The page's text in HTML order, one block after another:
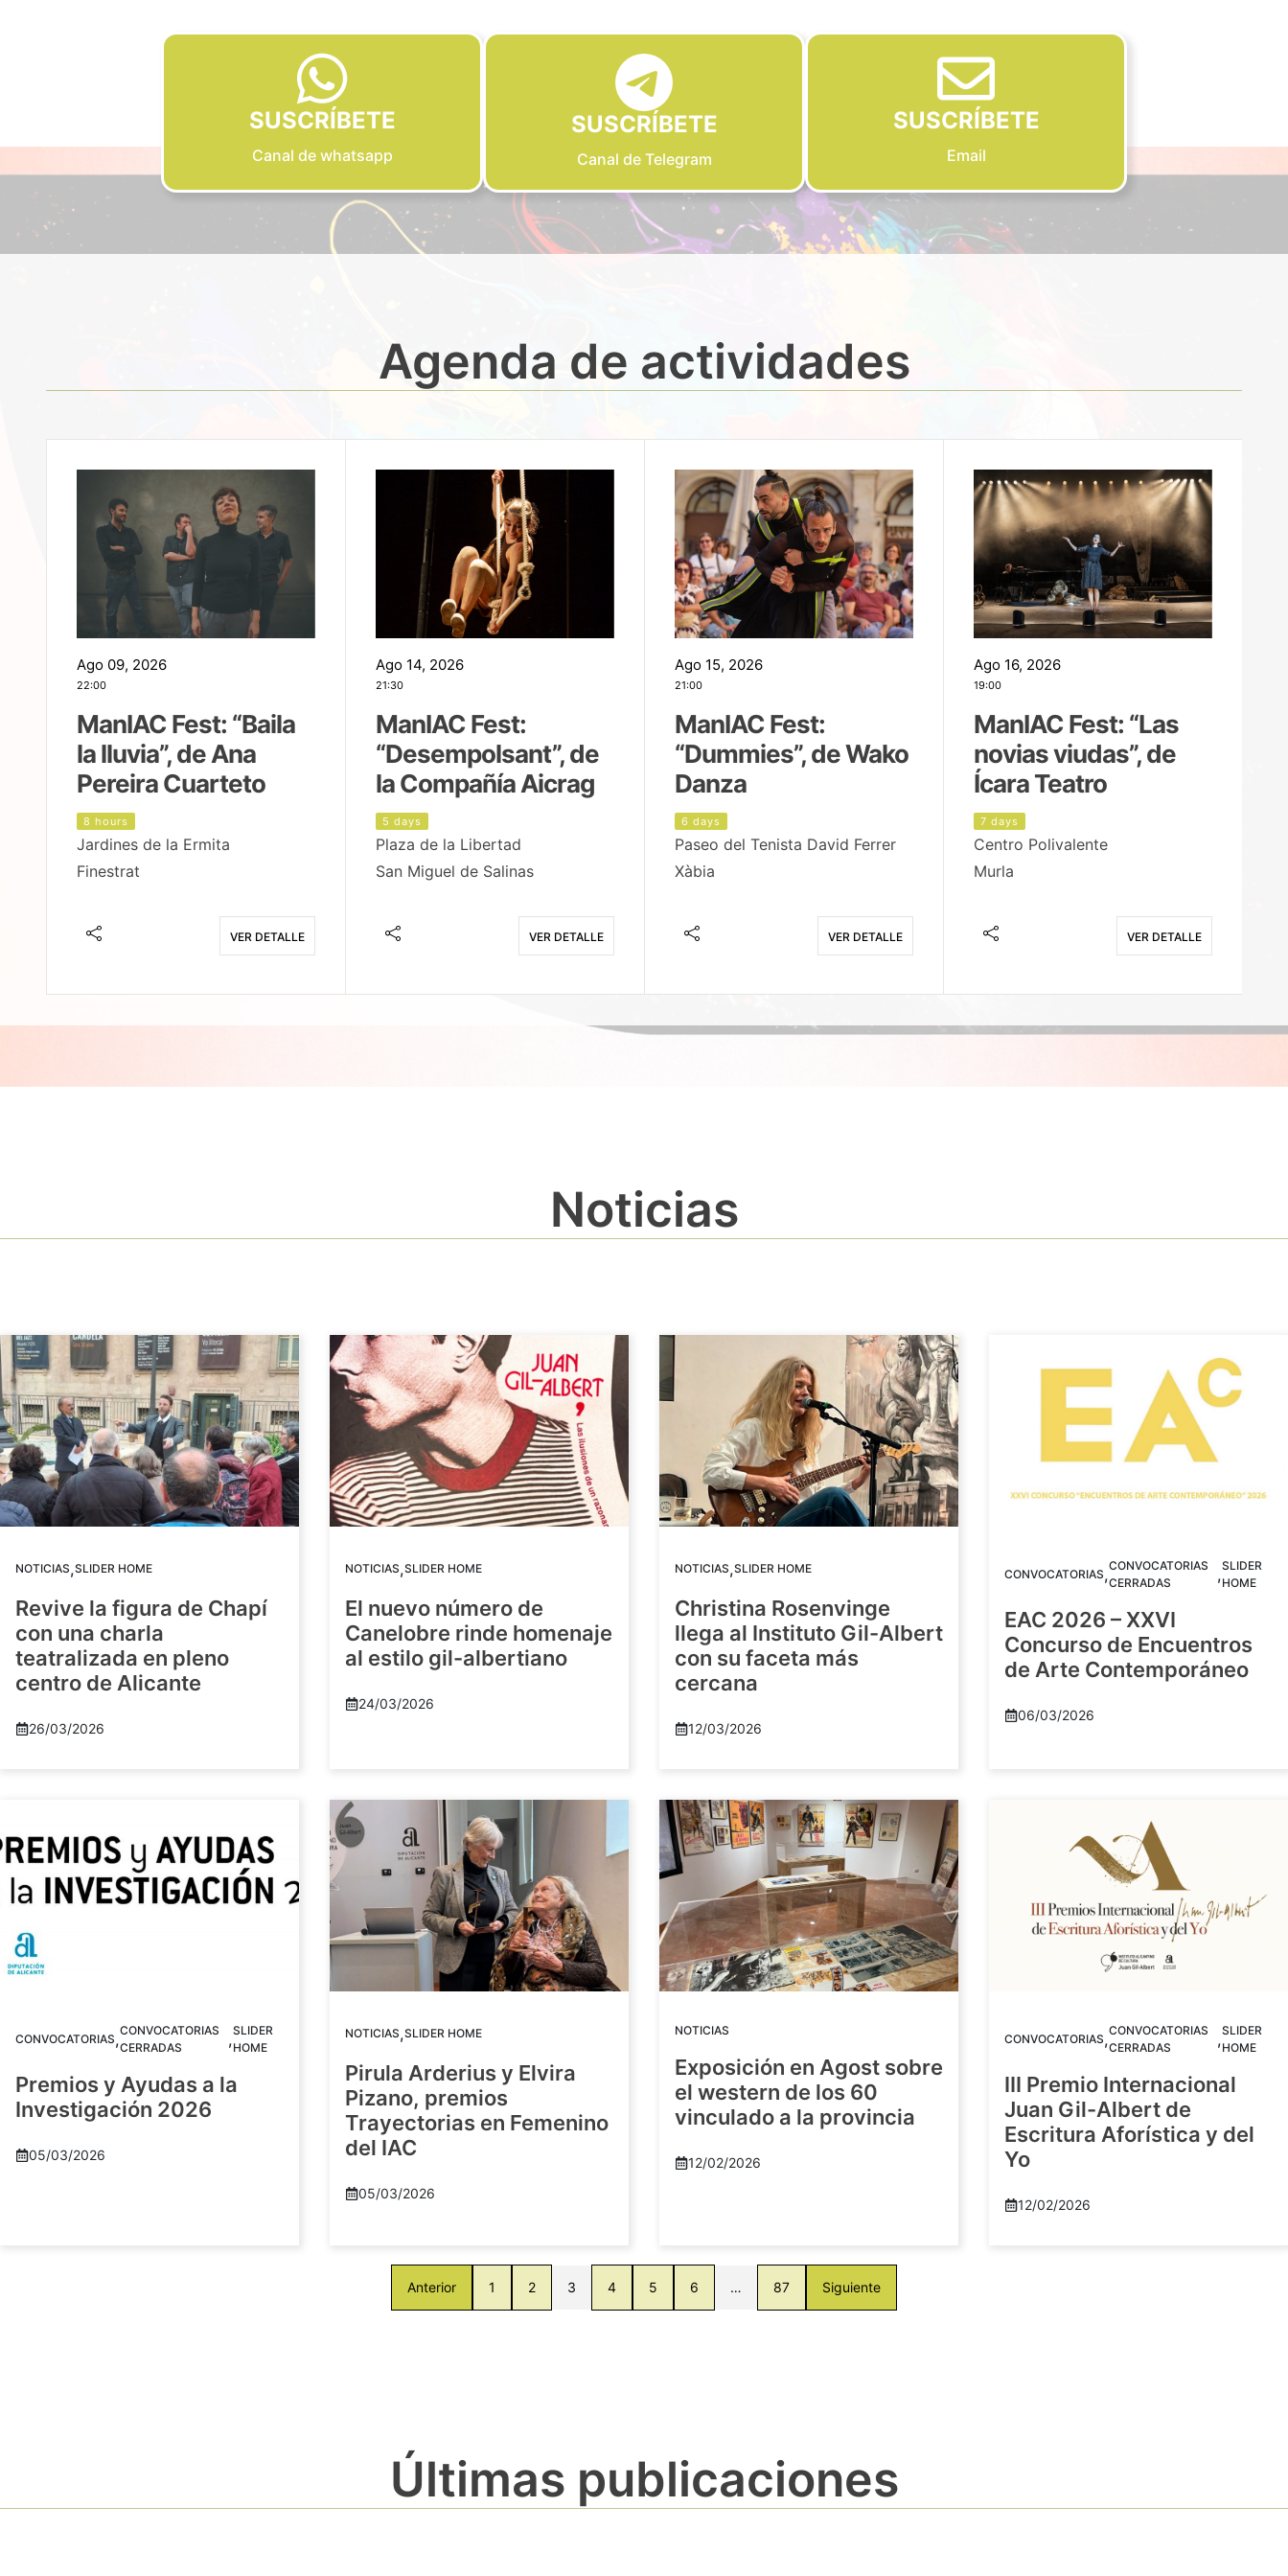
SUSCRÍBETE
Canal de whatsapp
SUSCRÍBETE
Canal de Telegram
SUSCRÍBETE
Email
Agenda de actividades
Ago 09, 2026
22:00
ManIAC Fest: “Baila
la lluvia”, de Ana
Pereira Cuarteto
8 hours
Jardines de la Ermita
Finestrat
VER DETALLE
Ago 14, 2026
21:30
ManIAC Fest:
“Desempolsant”, de
la Compañía Aicrag
5 days
Plaza de la Libertad
San Miguel de Salinas
VER DETALLE
Ago 15, 2026
21:00
ManIAC Fest:
“Dummies”, de Wako
Danza
6 days
Paseo del Tenista David Ferrer
Xàbia
VER DETALLE
Ago 16, 2026
19:00
ManIAC Fest: “Las
novias viudas”, de
Ícara Teatro
7 days
Centro Polivalente
Murla
VER DETALLE
Noticias
NOTICIAS,SLIDER HOME
Revive la figura de Chapí
con una charla
teatralizada en pleno
centro de Alicante
26/03/2026
NOTICIAS,SLIDER HOME
El nuevo número de
Canelobre rinde homenaje
al estilo gil-albertiano
24/03/2026
NOTICIAS,SLIDER HOME
Christina Rosenvinge
llega al Instituto Gil-Albert
con su faceta más
cercana
12/03/2026
CONVOCATORIAS,CONVOCATORIAS
CERRADAS
,SLIDER
HOME
EAC 2026 – XXVI
Concurso de Encuentros
de Arte Contemporáneo
06/03/2026
CONVOCATORIAS,CONVOCATORIAS
CERRADAS
,SLIDER
HOME
Premios y Ayudas a la
Investigación 2026
05/03/2026
NOTICIAS,SLIDER HOME
Pirula Arderius y Elvira
Pizano, premios
Trayectorias en Femenino
del IAC
05/03/2026
NOTICIAS
Exposición en Agost sobre
el western de los 60
vinculado a la provincia
12/02/2026
CONVOCATORIAS,CONVOCATORIAS
CERRADAS
,SLIDER
HOME
III Premio Internacional
Juan Gil-Albert de
Escritura Aforística y del
Yo
12/02/2026
Anterior 1 2 3 4 5 6 … 87 Siguiente
Últimas publicaciones